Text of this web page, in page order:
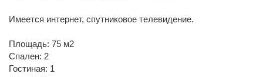
Имеется интернет, спутниковое телевидение.
Площадь: 75 м2
Спален: 2
Гостиная: 1